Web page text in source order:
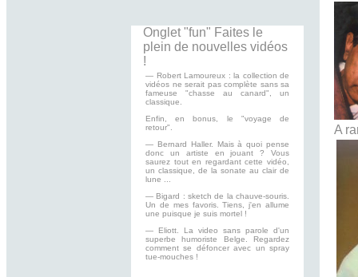
Onglet "fun" Faites le
plein de nouvelles vidéos
!
— Robert Lamoureux : la collection de
vidéos ne serait pas complète sans sa
fameuse "chasse au canard", un
classique.
Enfin, en bonus, le "voyage de
retour".
— Bernard Haller. Mais à quoi pense
donc un artiste en jouant ? Vous
saurez tout en regardant cette vidéo,
un classique, de la sonate au clair de
lune ...
— Bigard : sketch de la chauve-souris.
Un de mes favoris. Tiens, j'en allume
une puisque je suis mortel !
— Eliott. La video sans parole d'un
superbe humoriste Belge. Regardez
comment se défoncer avec un spray
tue-mouches !
A